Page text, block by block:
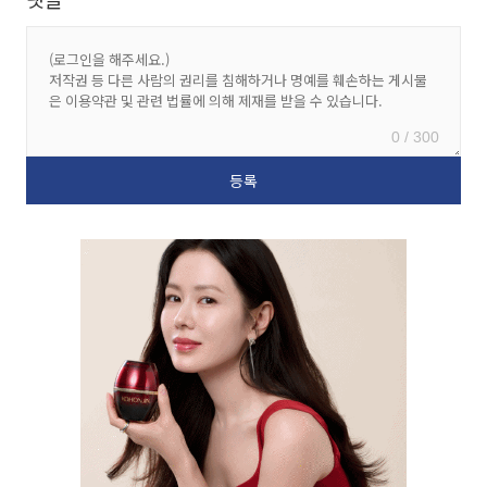
0 / 300